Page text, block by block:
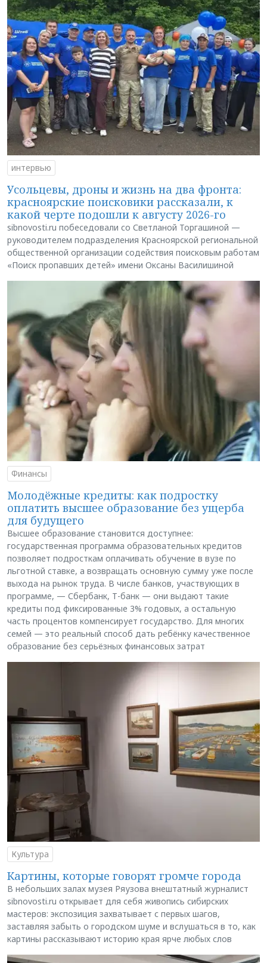
интервью
Усольцевы, дроны и жизнь на два фронта:
красноярские поисковики рассказали, к
какой черте подошли к августу 2026-го
sibnovosti.ru побеседовали со Светланой Торгашиной —
руководителем подразделения Красноярской региональной
общественной организации содействия поисковым работам
«Поиск пропавших детей» имени Оксаны Василишиной
Финансы
Молодёжные кредиты: как подростку
оплатить высшее образование без ущерба
для будущего
Высшее образование становится доступнее:
государственная программа образовательных кредитов
позволяет подросткам оплачивать обучение в вузе по
льготной ставке, а возвращать основную сумму уже после
выхода на рынок труда. В числе банков, участвующих в
программе, — Сбербанк, Т-банк — они выдают такие
кредиты под фиксированные 3% годовых, а остальную
часть процентов компенсирует государство. Для многих
семей — это реальный способ дать ребёнку качественное
образование без серьёзных финансовых затрат
Культура
Картины, которые говорят громче города
В небольших залах музея Ряузова внештатный журналист
sibnovosti.ru открывает для себя живопись сибирских
мастеров: экспозиция захватывает с первых шагов,
заставляя забыть о городском шуме и вслушаться в то, как
картины рассказывают историю края ярче любых слов